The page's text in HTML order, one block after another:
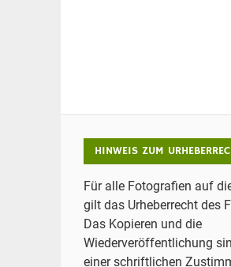
HINWEIS ZUM
Für alle Fotografien auf
gilt das Urheberrecht des
Das Kopieren und die
Wiederveröffentlichung
einer schriftlichen